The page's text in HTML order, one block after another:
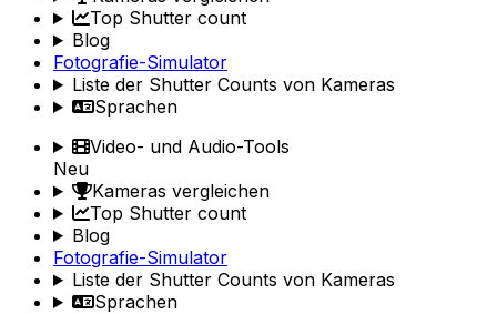
Top Shutter count
Blog
Fotografie-Simulator
Liste der Shutter Counts von Kameras
Sprachen
Video- und Audio-Tools
Neu
Kameras vergleichen
Top Shutter count
Blog
Fotografie-Simulator
Liste der Shutter Counts von Kameras
Sprachen